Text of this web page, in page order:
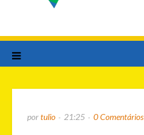
portulio 21:25 0 Comentários